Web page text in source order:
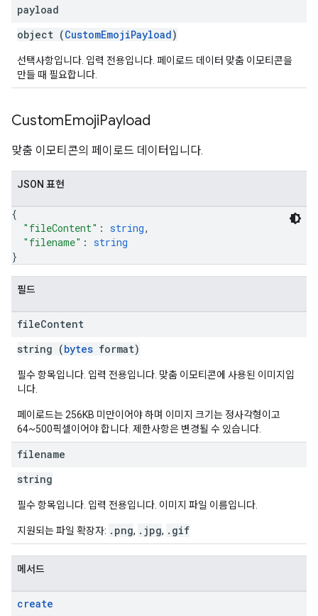
payload
object (CustomEmojiPayload)
선택사항입니다. 입력 전용입니다. 페이로드 데이터 맞춤 이모티콘을
만들 때 필요합니다.
CustomEmojiPayload
맞춤 이모티콘의 페이로드 데이터입니다.
JSON 표현
{
"fileContent" : string,
"filename" : string
}
필드
fileContent
string (bytes format)
필수 항목입니다. 입력 전용입니다. 맞춤 이모티콘에 사용된 이미지입
니다.
페이로드는 256KB 미만이어야 하며 이미지 크기는 정사각형이고
64~500픽셀이어야 합니다. 제한사항은 변경될 수 있습니다.
filename
string
필수 항목입니다. 입력 전용입니다. 이미지 파일 이름입니다.
지원되는 파일 확장자: .png, .jpg, .gif
메서드
create